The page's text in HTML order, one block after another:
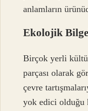
anlamların
Ekolojik
Birçok yerli
parçası olarak
çevre
yok edici olduğu